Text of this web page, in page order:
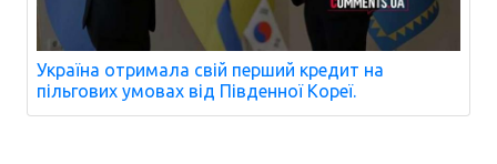
Україна отримала свій перший кредит на
пільгових умовах від Південної Кореї.